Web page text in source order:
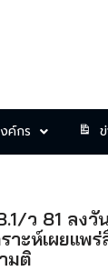
ค์กร
ว 81 ลง
าะห์เผยแพ
มติ